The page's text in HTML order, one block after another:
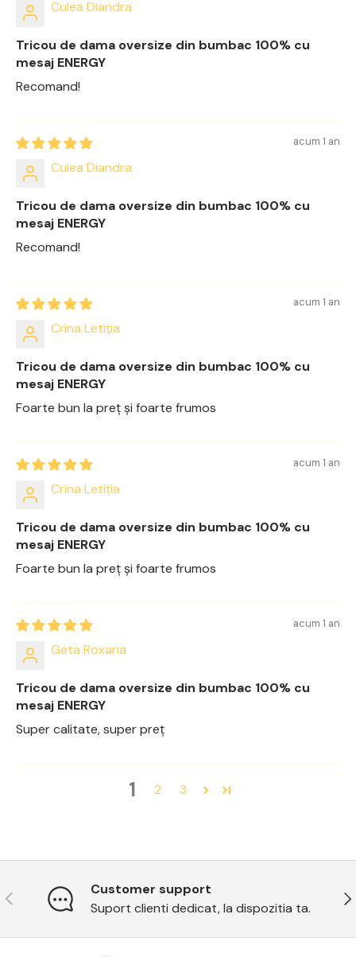
Culea Diandra
Tricou de dama oversize din bumbac 100% cu
mesaj ENERGY
Recomand!
acum 1 an
Culea Diandra
Tricou de dama oversize din bumbac 100% cu
mesaj ENERGY
Recomand!
acum 1 an
Crina Letiția
Tricou de dama oversize din bumbac 100% cu
mesaj ENERGY
Foarte bun la preț și foarte frumos
acum 1 an
Crina Letiția
Tricou de dama oversize din bumbac 100% cu
mesaj ENERGY
Foarte bun la preț și foarte frumos
acum 1 an
Geta Roxana
Tricou de dama oversize din bumbac 100% cu
mesaj ENERGY
Super calitate, super preț
1 2 3
Previous
Customer support
Suport clienti dedicat, la dispozitia ta.